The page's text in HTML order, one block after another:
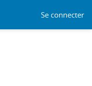
Se connecter